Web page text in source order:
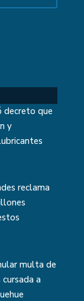
decreto que
y
reclama
multa de
a